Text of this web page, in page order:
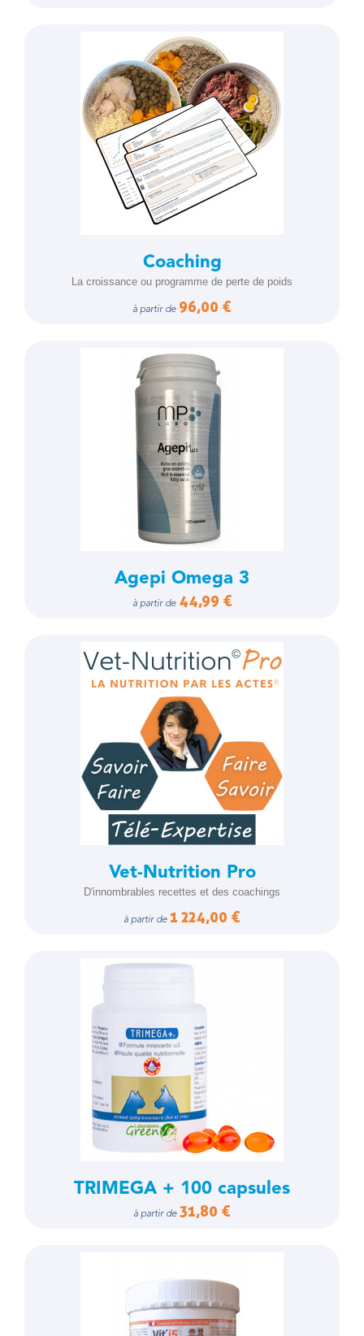
Coaching
La croissance ou programme de perte de poids
à partir de 96,00 €
Agepi Omega 3
à partir de 44,99 €
Vet-Nutrition Pro
D'innombrables recettes et des coachings
à partir de 1 224,00 €
TRIMEGA + 100 capsules
à partir de 31,80 €